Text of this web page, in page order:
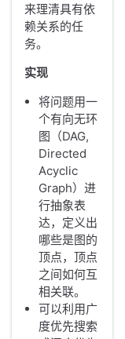
来理清具有依
赖关系的任
务。
实现
将问题用一
个有向无环
图（DAG,
Directed
Acyclic
Graph）进
行抽象表
达，定义出
哪些是图的
顶点，顶点
之间如何互
相关联。
可以利用广
度优先搜索